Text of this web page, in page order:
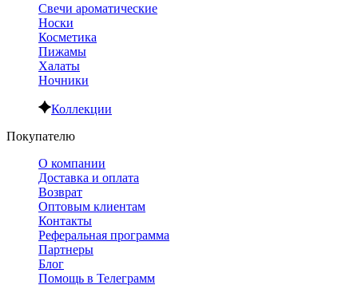
Свечи ароматические
Носки
Косметика
Пижамы
Халаты
Ночники
Коллекции
Покупателю
О компании
Доставка и оплата
Возврат
Оптовым клиентам
Контакты
Реферальная программа
Партнеры
Блог
Помощь в Телеграмм